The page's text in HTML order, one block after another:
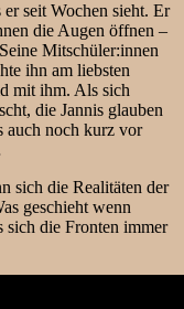
seit Wochen sieht. Er
die Augen öffnen –
Mitschüler:innen
ihn am liebsten
mit ihm. Als sich
die Jannis glauben
auch noch kurz vor
sich die Realitäten der
geschieht wenn
sich die Fronten immer